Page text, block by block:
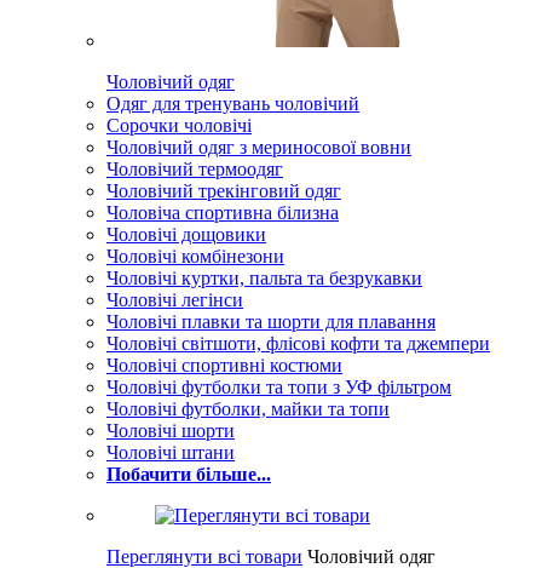
Чоловічий одяг
Одяг для тренувань чоловічий
Сорочки чоловічі
Чоловічий одяг з мериносової вовни
Чоловічий термоодяг
Чоловічий трекінговий одяг
Чоловіча спортивна білизна
Чоловічі дощовики
Чоловічі комбінезони
Чоловічі куртки, пальта та безрукавки
Чоловічі легінси
Чоловічі плавки та шорти для плавання
Чоловічі світшоти, флісові кофти та джемпери
Чоловічі спортивні костюми
Чоловічі футболки та топи з УФ фільтром
Чоловічі футболки, майки та топи
Чоловічі шорти
Чоловічі штани
Побачити більше...
Переглянути всі товари Чоловічий одяг